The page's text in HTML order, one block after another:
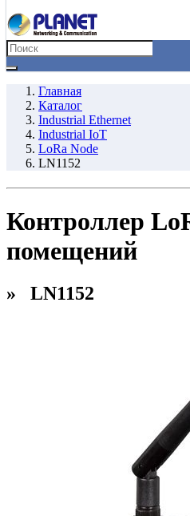
Главная
Каталог
Industrial Ethernet
Industrial IoT
LoRa Node
LN1152
Контроллер
помещений
» LN1152